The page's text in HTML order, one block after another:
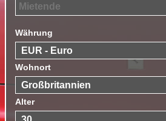
Währung
Wohnort
Alter